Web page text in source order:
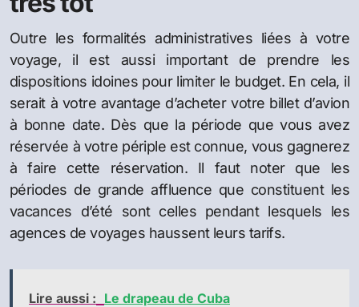
Outre les formalités administratives liées à votre
voyage, il est aussi important de prendre les
dispositions idoines pour limiter le budget. En cela, il
serait à votre avantage d’acheter votre billet d’avion
à bonne date. Dès que la période que vous avez
réservée à votre périple est connue, vous gagnerez
à faire cette réservation. Il faut noter que les
périodes de grande affluence que constituent les
vacances d’été sont celles pendant lesquels les
agences de voyages haussent leurs tarifs.
Lire aussi : Le drapeau de Cuba